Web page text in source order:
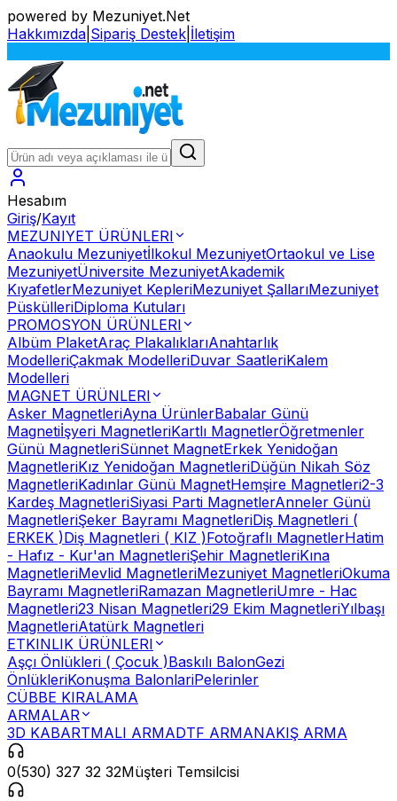
powered by Mezuniyet.Net
Hakkımızda Sipariş Destek İletişim
Hesabım
Giriş/Kayıt
MEZUNIYET ÜRÜNLERI
Anaokulu Mezuniyetİlkokul MezuniyetOrtaokul ve Lise
MezuniyetÜniversite MezuniyetAkademik
KıyafetlerMezuniyet KepleriMezuniyet ŞallarıMezuniyet
PüskülleriDiploma Kutuları
PROMOSYON ÜRÜNLERI
Albüm PlaketAraç PlakalıklarıAnahtarlık
ModelleriÇakmak ModelleriDuvar SaatleriKalem
Modelleri
MAGNET ÜRÜNLERI
Asker MagnetleriAyna ÜrünlerBabalar Günü
Magnetiİşyeri MagnetleriKartlı MagnetlerÖğretmenler
Günü MagnetleriSünnet MagnetErkek Yenidoğan
MagnetleriKız Yenidoğan MagnetleriDüğün Nikah Söz
MagnetleriKadınlar Günü MagnetHemşire Magnetleri2-3
Kardeş MagnetleriSiyasi Parti MagnetlerAnneler Günü
MagnetleriŞeker Bayramı MagnetleriDiş Magnetleri (
ERKEK )Diş Magnetleri ( KIZ )Fotoğraflı MagnetlerHatim
- Hafız - Kur'an MagnetleriŞehir MagnetleriKına
MagnetleriMevlid MagnetleriMezuniyet MagnetleriOkuma
Bayramı MagnetleriRamazan MagnetleriUmre - Hac
Magnetleri23 Nisan Magnetleri29 Ekim MagnetleriYılbaşı
MagnetleriAtatürk Magnetleri
ETKINLIK ÜRÜNLERI
Aşçı Önlükleri ( Çocuk )Baskılı BalonGezi
ÖnlükleriKonuşma BalonlariPelerinler
CÜBBE KIRALAMA
ARMALAR
3D KABARTMALI ARMADTF ARMANAKIŞ ARMA
0(530) 327 32 32Müşteri Temsilcisi